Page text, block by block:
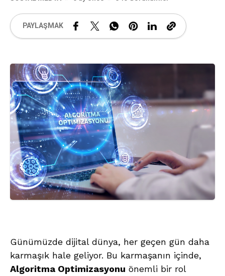
PAYLAŞMAK
Günümüzde dijital dünya, her geçen gün daha
karmaşık hale geliyor. Bu karmaşanın içinde,
Algoritma Optimizasyonu önemli bir rol